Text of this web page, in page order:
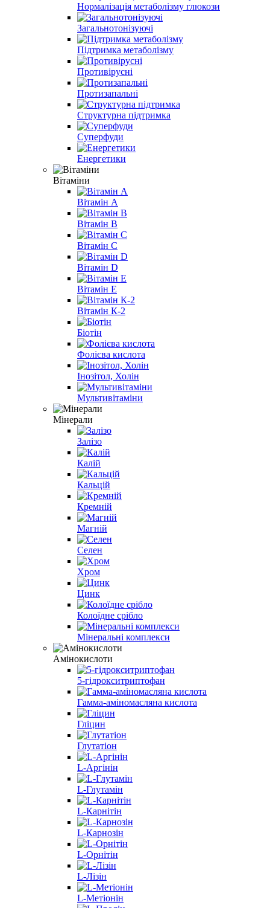
Нормалізація метаболізму глюкози
Загальнотонізуючі
Підтримка метаболізму
Противірусні
Протизапальні
Структурна підтримка
Суперфуди
Енергетики
Вітаміни
Вітамін A
Вітамін B
Вітамін С
Вітамін D
Вітамін E
Вітамін К-2
Біотін
Фолієва кислота
Інозітол, Холін
Мультивітаміни
Мінерали
Залізо
Калій
Кальцій
Кремній
Магній
Селен
Хром
Цинк
Колоїдне срібло
Мінеральні комплекси
Амінокислоти
5-гідрокситриптофан
Гамма-аміномасляна кислота
Гліцин
Глутатіон
L-Аргінін
L-Глутамін
L-Карнітін
L-Карнозін
L-Орнітін
L-Лізін
L-Метіонін